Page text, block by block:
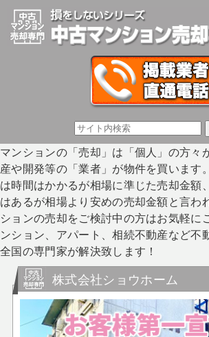
マンションの「売却」は「個人」の方々
産や開発等の「業者」が物件を買います
は時間はかかるが相場に準じた売却金額
はあるが相場より安めの売却金額と言わ
ションの売却をご検討中の方はお気軽に
ンション、アパート、相続不動産など不
全国の専門家が解決致します！
株式会社ショウホーム